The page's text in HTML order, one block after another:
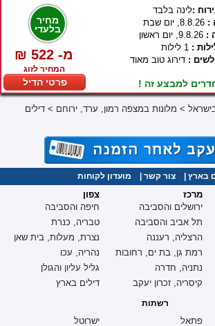
מחיר
בלעדי
₪ 522 -מ
המחיר לזוג
פרטי הדיל
:לינה בלבד
:
:
:
: דירוג טוב מאוד
> מלונות במצפה רמון, ערד, ירוחם > דילים
בארץ צור קשר מועדון לקוחות
צפון
חיפה והסביבה
טבריה, כנרת
נצרת, מעלות, בית שאן
נהריה, עכו
גליל עליון והגולן
דילים בארץ
מרכז
ירושלים והסביבה
תל אביב והסביבה
הרצליה, רעננה
רמת גן, בת ים, רחובות
נתניה, חדרה
קיסריה, זכרון יעקב
רשתות
ישרוטל פתאל